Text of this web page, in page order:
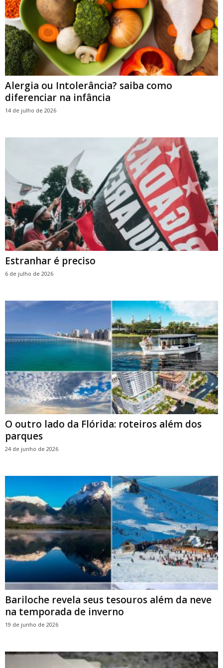
Alergia ou Intolerância? saiba como
diferenciar na infância
14 de julho de 2026
Estranhar é preciso
6 de julho de 2026
O outro lado da Flórida: roteiros além dos
parques
24 de junho de 2026
Bariloche revela seus tesouros além da neve
na temporada de inverno
19 de junho de 2026